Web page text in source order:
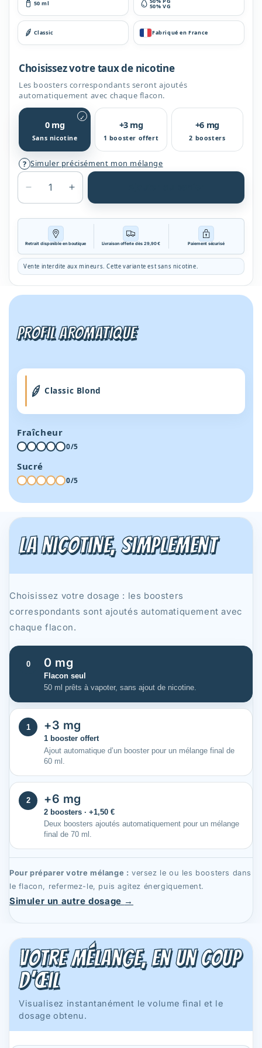
50 ml 50% VG
Classic Fabriqué en France
Choisissez votre taux de nicotine
Les boosters correspondants seront ajoutés
automatiquement avec chaque flacon.
✓
0 mg
Sans nicotine
+3 mg
1 booster offert
+6 mg
2 boosters
? Simuler précisément mon mélange
Réduire
la
quantité
AM
50ml
-
V4A
Augmenter
la
quantité
AM
50ml
-
V4A
Retrait disponible en boutique Livraison offerte dès 29,90 € Paiement sécurisé
Vente interdite aux mineurs. Cette variante est sans nicotine.
PROFIL AROMATIQUE
Classic Blond
Fraîcheur
0/5
Sucré
0/5
La nicotine, simplement
Choisissez votre dosage : les boosters
correspondants sont ajoutés automatiquement avec
chaque flacon.
0 0 mg
Flacon seul
50 ml prêts à vapoter, sans ajout de nicotine.
1 +3 mg
1 booster offert
Ajout automatique d’un booster pour un mélange final de
60 ml.
2 +6 mg
2 boosters · +1,50 €
Deux boosters ajoutés automatiquement pour un mélange
final de 70 ml.
Pour préparer votre mélange : versez le ou les boosters dans
le flacon, refermez-le, puis agitez énergiquement.
Simuler un autre dosage →
Votre mélange, en un coup
d’œil
Visualisez instantanément le volume final et le
dosage obtenu.